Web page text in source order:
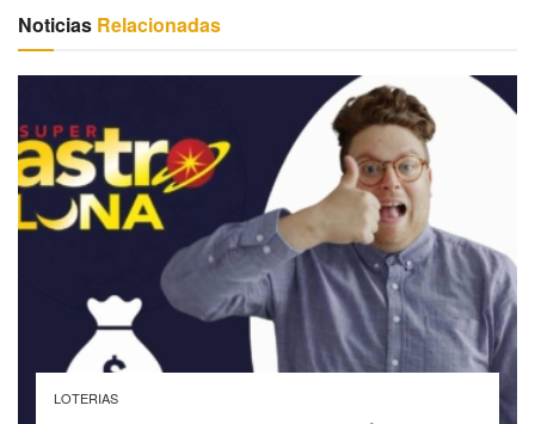
Noticias Relacionadas
LOTERIAS